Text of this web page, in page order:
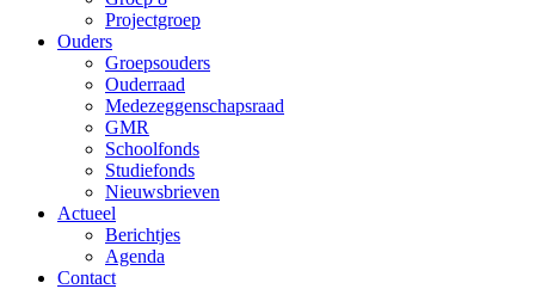
Projectgroep
Ouders
Groepsouders
Ouderraad
Medezeggenschapsraad
GMR
Schoolfonds
Studiefonds
Nieuwsbrieven
Actueel
Berichtjes
Agenda
Contact